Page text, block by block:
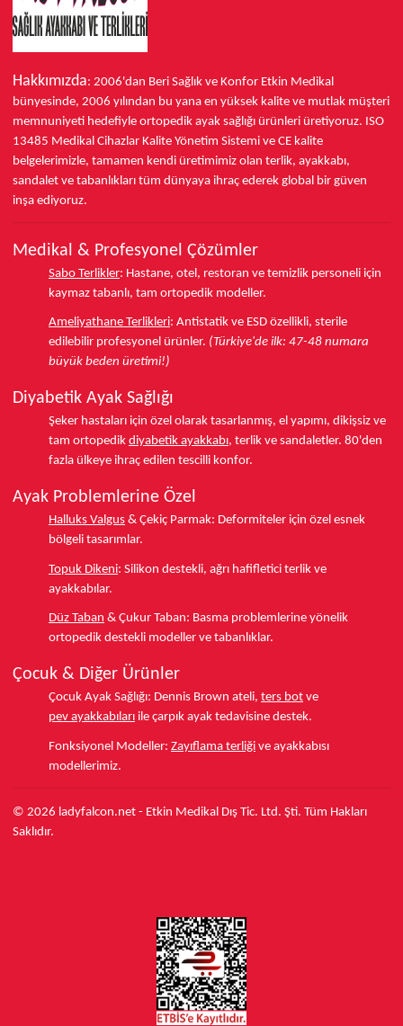
Hakkımızda: 2006'dan Beri Sağlık ve Konfor Etkin Medikal
bünyesinde, 2006 yılından bu yana en yüksek kalite ve mutlak müşteri
memnuniyeti hedefiyle ortopedik ayak sağlığı ürünleri üretiyoruz. ISO
13485 Medikal Cihazlar Kalite Yönetim Sistemi ve CE kalite
belgelerimizle, tamamen kendi üretimimiz olan terlik, ayakkabı,
sandalet ve tabanlıkları tüm dünyaya ihraç ederek global bir güven
inşa ediyoruz.
Medikal & Profesyonel Çözümler
Sabo Terlikler: Hastane, otel, restoran ve temizlik personeli için
kaymaz tabanlı, tam ortopedik modeller.
Ameliyathane Terlikleri: Antistatik ve ESD özellikli, sterile
edilebilir profesyonel ürünler. (Türkiye'de ilk: 47-48 numara
büyük beden üretimi!)
Diyabetik Ayak Sağlığı
Şeker hastaları için özel olarak tasarlanmış, el yapımı, dikişsiz ve
tam ortopedik diyabetik ayakkabı, terlik ve sandaletler. 80'den
fazla ülkeye ihraç edilen tescilli konfor.
Ayak Problemlerine Özel
Halluks Valgus & Çekiç Parmak: Deformiteler için özel esnek
bölgeli tasarımlar.
Topuk Dikeni: Silikon destekli, ağrı hafifletici terlik ve
ayakkabılar.
Düz Taban & Çukur Taban: Basma problemlerine yönelik
ortopedik destekli modeller ve tabanlıklar.
Çocuk & Diğer Ürünler
Çocuk Ayak Sağlığı: Dennis Brown ateli, ters bot ve
pev ayakkabıları ile çarpık ayak tedavisine destek.
Fonksiyonel Modeller: Zayıflama terliği ve ayakkabısı
modellerimiz.
© 2026 ladyfalcon.net - Etkin Medikal Dış Tic. Ltd. Şti. Tüm Hakları
Saklıdır.